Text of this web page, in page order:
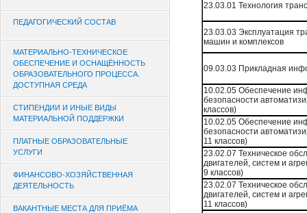
ПЕДАГОГИЧЕСКИЙ СОСТАВ
МАТЕРИАЛЬНО-ТЕХНИЧЕСКОЕ
ОБЕСПЕЧЕНИЕ И ОСНАЩЁННОСТЬ
ОБРАЗОВАТЕЛЬНОГО ПРОЦЕССА.
ДОСТУПНАЯ СРЕДА
СТИПЕНДИИ И ИНЫЕ ВИДЫ
МАТЕРИАЛЬНОЙ ПОДДЕРЖКИ
ПЛАТНЫЕ ОБРАЗОВАТЕЛЬНЫЕ
УСЛУГИ
ФИНАНСОВО-ХОЗЯЙСТВЕННАЯ
ДЕЯТЕЛЬНОСТЬ
ВАКАНТНЫЕ МЕСТА ДЛЯ ПРИЁМА
23.03.01 Технология
23.03.03 Эксплуатация
машин и комплексов
09.03.03 Прикладная
10.02.05 Обеспечение
безопасности
классов)
10.02.05 Обеспечение
безопасности
11 классов)
23.02.07 Техническое
двигателей, систем и
9 классов)
23.02.07 Техническое
двигателей, систем и
11 классов)